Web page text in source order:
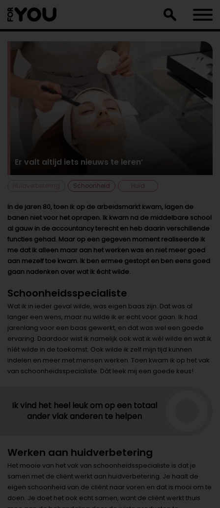
naar
artikel
Er valt altijd iets nieuws te leren’
Schoonheid Huid
In de jaren 80, toen ik op de arbeidsmarkt kwam, lagen de
banen niet voor het oprapen. Ik kwam na de middelbare school
al gauw in de accountancy terecht en heb daarin verschillende
functies gehad. Maar op een gegeven moment realiseerde ik
me dat ik alleen maar aan het werken was en niet meer goed
aan mezelf toe kwam. Ik ben ermee gestopt en ben eens goed
gaan nadenken over wat ik écht wilde.
Schoonheidsspecialiste
Wat ik in ieder geval wilde, was eigen baas zijn. Dat was al
langer een wens, maar nu wilde ik er echt voor gaan. Ik had
jarenlang voor een baas gewerkt, en dat was wel een goede
ervaring. Daardoor wist ik namelijk ook wat ik wél wilde en wat ik
níét wilde in de toekomst. Ook wilde ik zelf mijn tijd kunnen
indelen en meer met mensen werken. Toen kwam ik op het vak
van schoonheidsspecialiste. Dát leek mij een goede keus!
Ik vind het heel leuk om op een totaal
ander vlak anderen te helpen
Werken aan huidverbetering
Het mooie van het vak van schoonheidsspecialiste is dat je
samen met de cliënt werkt aan huidverbetering. Je haalt de
eigen schoonheid van de cliënt naar voren en dat is mooi om te
doen. Je doet het ook echt samen, want de cliënt werkt thuis